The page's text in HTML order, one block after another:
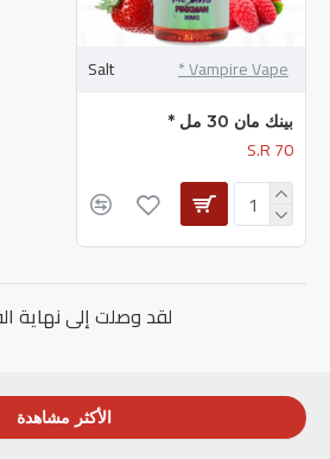
Vampire Vape *
Salt
بينك مان 30 مل *
S.R 70
لقد وصلت إلى نهاية
الأكثر مشاهدة